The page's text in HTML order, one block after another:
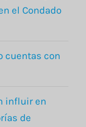
el Condado
cuentas con
influir en
de